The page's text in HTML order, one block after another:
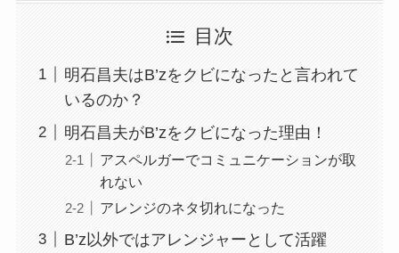
目次
明石昌夫はB’zをクビになったと言われて
いるのか？
明石昌夫がB’zをクビになった理由！
アスペルガーでコミュニケーションが取
れない
アレンジのネタ切れになった
B’z以外ではアレンジャーとして活躍